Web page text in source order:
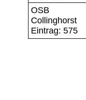
OSB
Collinghorst
Eintrag: 575